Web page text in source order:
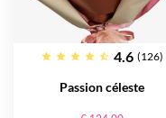
4.6 (126)
Passion céleste